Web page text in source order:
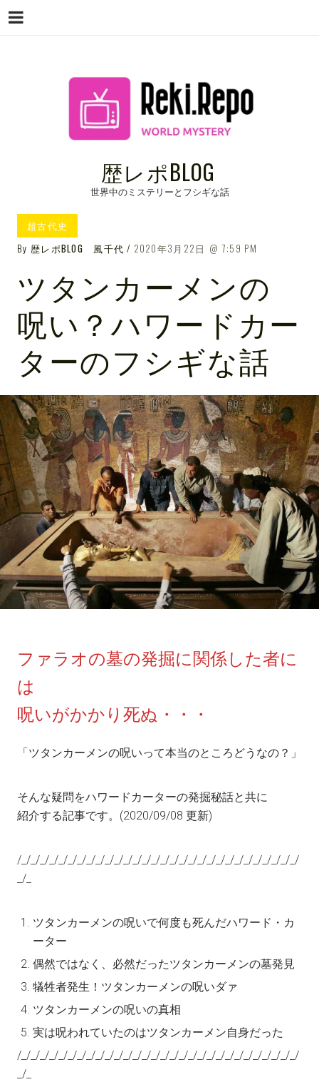
歴レポBLOG
世界中のミステリーとフシギな話
超古代史
By 歴レポBLOG 風千代 2020年3月22日 7:59 PM
ツタンカーメンの
呪い？ハワードカー
ターのフシギな話
ファラオの墓の発掘に関係した者に
は
呪いがかかり死ぬ・・・
「ツタンカーメンの呪いって本当のところどうなの？」
そんな疑問をハワードカーターの発掘秘話と共に
紹介する記事です。(2020/09/08 更新)
/_/_/_/_/_/_/_/_/_/_/_/_/_/_/_/_/_/_/_/_/_/_/_/_/_/_/_/_/_/_/
_/_
ツタンカーメンの呪いで何度も死んだハワード・カ
ーター
偶然ではなく、必然だったツタンカーメンの墓発見
犠牲者発生！ツタンカーメンの呪いダァ
ツタンカーメンの呪いの真相
実は呪われていたのはツタンカーメン自身だった
/_/_/_/_/_/_/_/_/_/_/_/_/_/_/_/_/_/_/_/_/_/_/_/_/_/_/_/_/_/_/
_/_
Menu